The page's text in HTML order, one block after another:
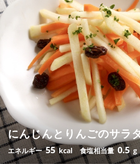
にんじんとりんごのサラ
エネルギー55 kcal 食塩相当量 0.5 g